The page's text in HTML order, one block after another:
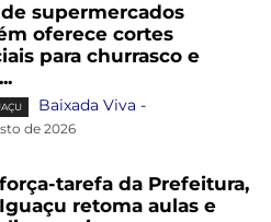
supermercados
oferece cortes
para churrasco e
Baixada Viva -
de 2026
tarefa da Prefeitura,
retoma aulas e